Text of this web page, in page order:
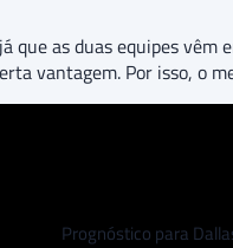
as duas equipes
vantagem. Por isso, o
Prognóstico para